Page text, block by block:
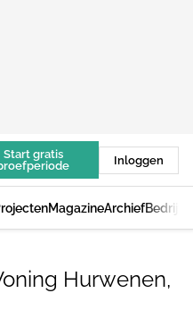
Start gratis
Inloggen
MagazineArchief
Hurwenen,